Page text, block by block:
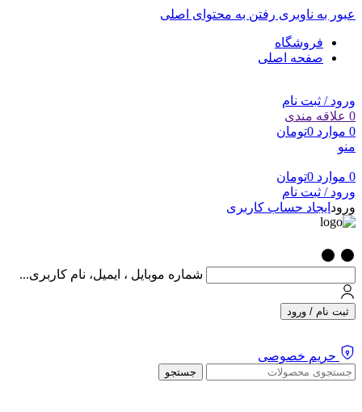
عبور به ناوبری رفتن به محتوای اصلی
فروشگاه
صفحه اصلی
ورود / ثبت نام
0 علاقه مندی
0 موارد 0تومان
منو
0 موارد 0تومان
ورود / ثبت نام
ورود ایجاد حساب کاربری
شماره موبایل ، ایمیل، نام کاربری...
ثبت نام / ورود
حریم خصوصی
جستجو